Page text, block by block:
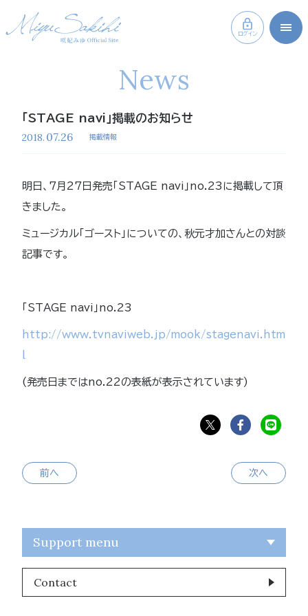
ログイン
News
「STAGE navi」掲載のお知らせ
2018. 07.26 掲載情報
明日、7月27日発売「STAGE navi」no.23に掲載して頂
きました。
ミュージカル「ゴースト」についての、秋元才加さんとの対談
記事です。
「STAGE navi」no.23
http://www.tvnaviweb.jp/mook/stagenavi.htm
(発売日まではno.22の表紙が表示されています)
前へ 次へ
Support menu
Contact